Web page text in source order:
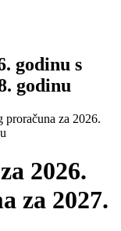
godinu s
godinu
proračuna za 2026.
2026.
za 2027.